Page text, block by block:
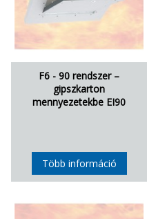
F6 - 90 rendszer –
gipszkarton
mennyezetekbe EI90
Több információ